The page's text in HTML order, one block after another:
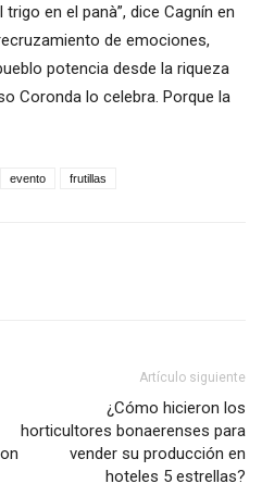
en el panà”, dice Cagnín en
de emociones,
potencia desde la riqueza
Coronda lo celebra. Porque la
evento frutillas
Artículo siguiente
¿Cómo hicieron los
horticultores bonaerenses para
vender su producción en
hoteles 5 estrellas?